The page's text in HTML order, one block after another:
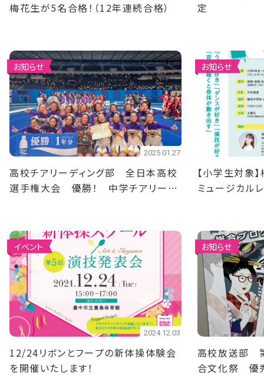
梅花生が5名合格！（12年連続合格）
定
お知らせ
2025.01.27
高校チアリーディング部 全日本高校
選手権大会 優勝！ 中学チアリーデ
お知らせ
【小学生対象
ミュージカル
イベント
2024.12.03
12/24リボンとフープの新体操体験会
を開催いたします！
お知らせ
高校放送部
合文化祭 優